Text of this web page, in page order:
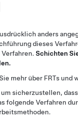
anders
dieses
Schichten
mehr über FRTs und
um sicherzustellen,
folgende Verfahren